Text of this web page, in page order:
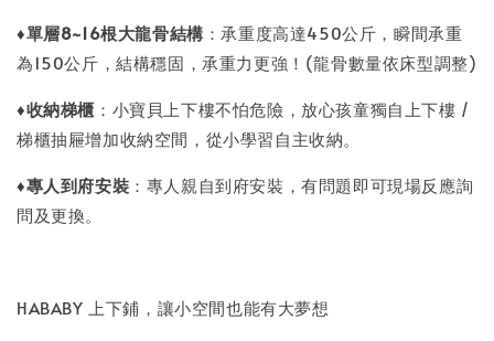
♦單層8~16根大龍骨結構 ：承重度高達450公斤，瞬間承重
為150公斤，結構穩固，承重力更強！(龍骨數量依床型調整)
♦收納梯櫃 ：小寶貝上下樓不怕危險，放心孩童獨自上下樓 /
梯櫃抽屜增加收納空間，從小學習自主收納。
♦專人到府安裝 ：專人親自到府安裝，有問題即可現場反應詢
問及更換。
HABABY 上下鋪，讓小空間也能有大夢想